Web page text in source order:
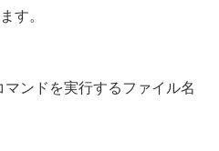
す。
ンドを実行するファイル名